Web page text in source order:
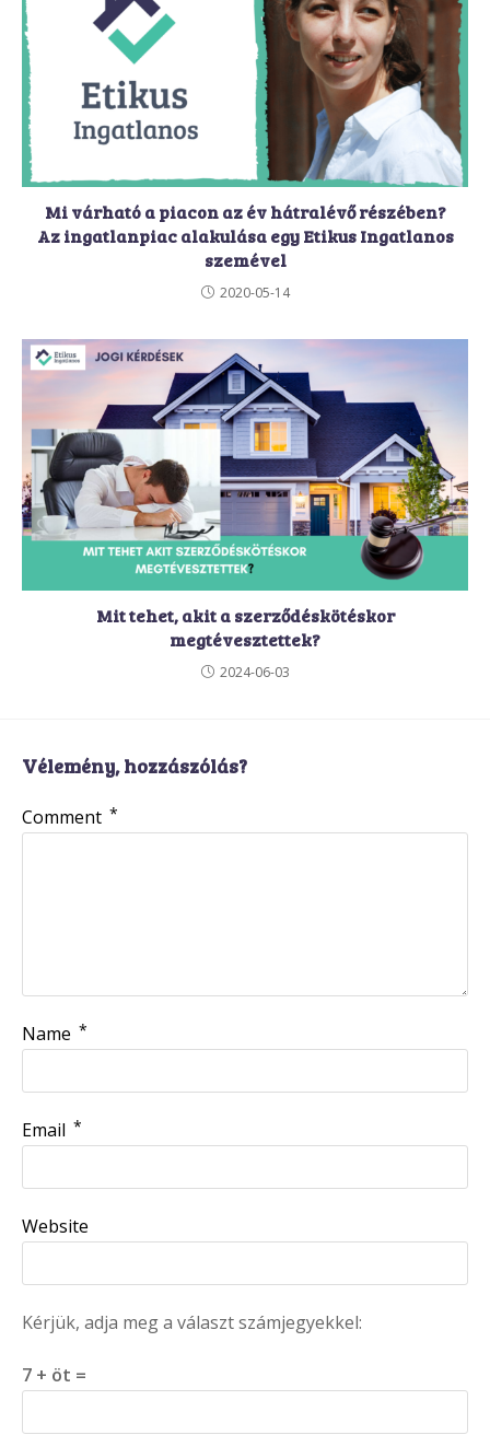
Mi várható a piacon az év hátralévő részében?
Az ingatlanpiac alakulása egy Etikus Ingatlanos
szemével
2020-05-14
Mit tehet, akit a szerződéskötéskor
megtévesztettek?
2024-06-03
Vélemény, hozzászólás?
Comment *
Name *
Email *
Website
Kérjük, adja meg a választ számjegyekkel:
7 + öt =